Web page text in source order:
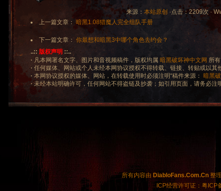
来源： 本站原创 ·点击：2209次 ·
上一篇文章：暗黑1.08猎魔人完全组队手册
下一篇文章： 你最想和暗黑3中哪个角色去约会？
..:: 版权声明 ::..
· 凡本网署名文字、图片和音视频稿件，版权均属 暗黑破坏神中文网 所
· 任何媒体、网站或个人未经本网协议授权不得转载、链接、转贴或以其
· 本网协议授权的媒体、网站，在转载使用时必须注明“稿件来源：
暗黑
·未经本站明确许可，任何网站不得盗链及抄袭；如引用页面，请务必注
所有内容由 DiabloFans.Com.Cn 整
ICP经营许可证：粤